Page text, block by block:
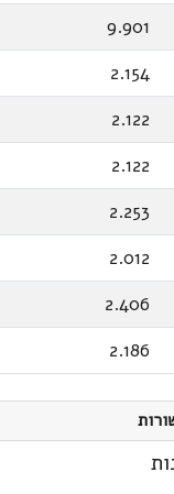
9.901
2.154
2.122
2.122
2.253
2.012
2.406
2.186